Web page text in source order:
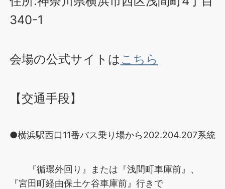
340-1
会場の公式サイトは こちら
【交通手段】
●横浜駅西口11番バス乗り場から202.204.207系統
『循環外回り』または『浅間町車庫前』、
『宮田町経由保土ケ谷車庫前』行きで